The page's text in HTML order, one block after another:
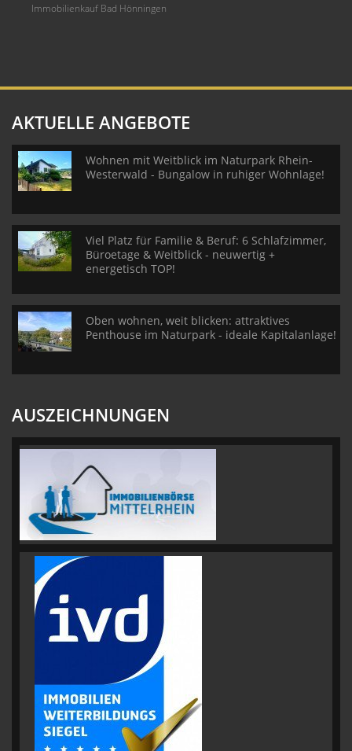
Immobilienkauf Bad Hönningen
AKTUELLE ANGEBOTE
Wohnen mit Weitblick im Naturpark Rhein-
Westerwald - Bungalow in ruhiger Wohnlage!
Viel Platz für Familie & Beruf: 6 Schlafzimmer,
Büroetage & Weitblick - neuwertig +
energetisch TOP!
Oben wohnen, weit blicken: attraktives
Penthouse im Naturpark - ideale Kapitalanlage!
AUSZEICHNUNGEN